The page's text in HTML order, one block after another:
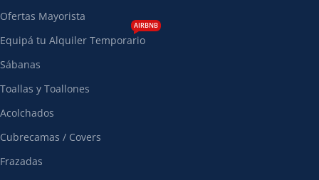
Ofertas Mayorista
Equipá tu Alquiler Temporario
AIRBNB
Sábanas
Toallas y Toallones
Acolchados
Cubrecamas / Covers
Frazadas